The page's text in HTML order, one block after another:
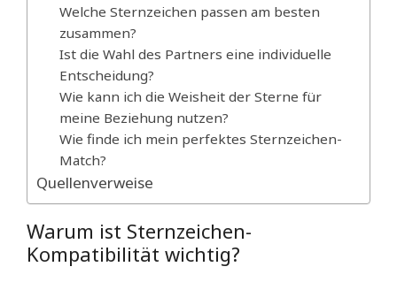
Welche Sternzeichen passen am besten
zusammen?
Ist die Wahl des Partners eine individuelle
Entscheidung?
Wie kann ich die Weisheit der Sterne für
meine Beziehung nutzen?
Wie finde ich mein perfektes Sternzeichen-
Match?
Quellenverweise
Warum ist Sternzeichen-
Kompatibilität wichtig?